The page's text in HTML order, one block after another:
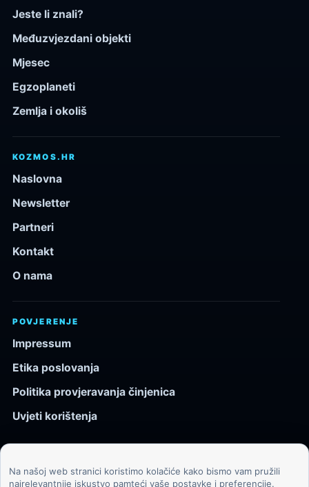
Jeste li znali?
Međuzvjezdani objekti
Mjesec
Egzoplaneti
Zemlja i okoliš
KOZMOS.HR
Naslovna
Newsletter
Partneri
Kontakt
O nama
POVJERENJE
Impressum
Etika poslovanja
Politika provjeravanja činjenica
Uvjeti korištenja
© 2026 Kozmos.hr. Sva prava pridržana.
Na našoj web stranici koristimo kolačiće kako bismo vam pružili
najrelevantnije iskustvo pamteći vaše postavke i preferencije.